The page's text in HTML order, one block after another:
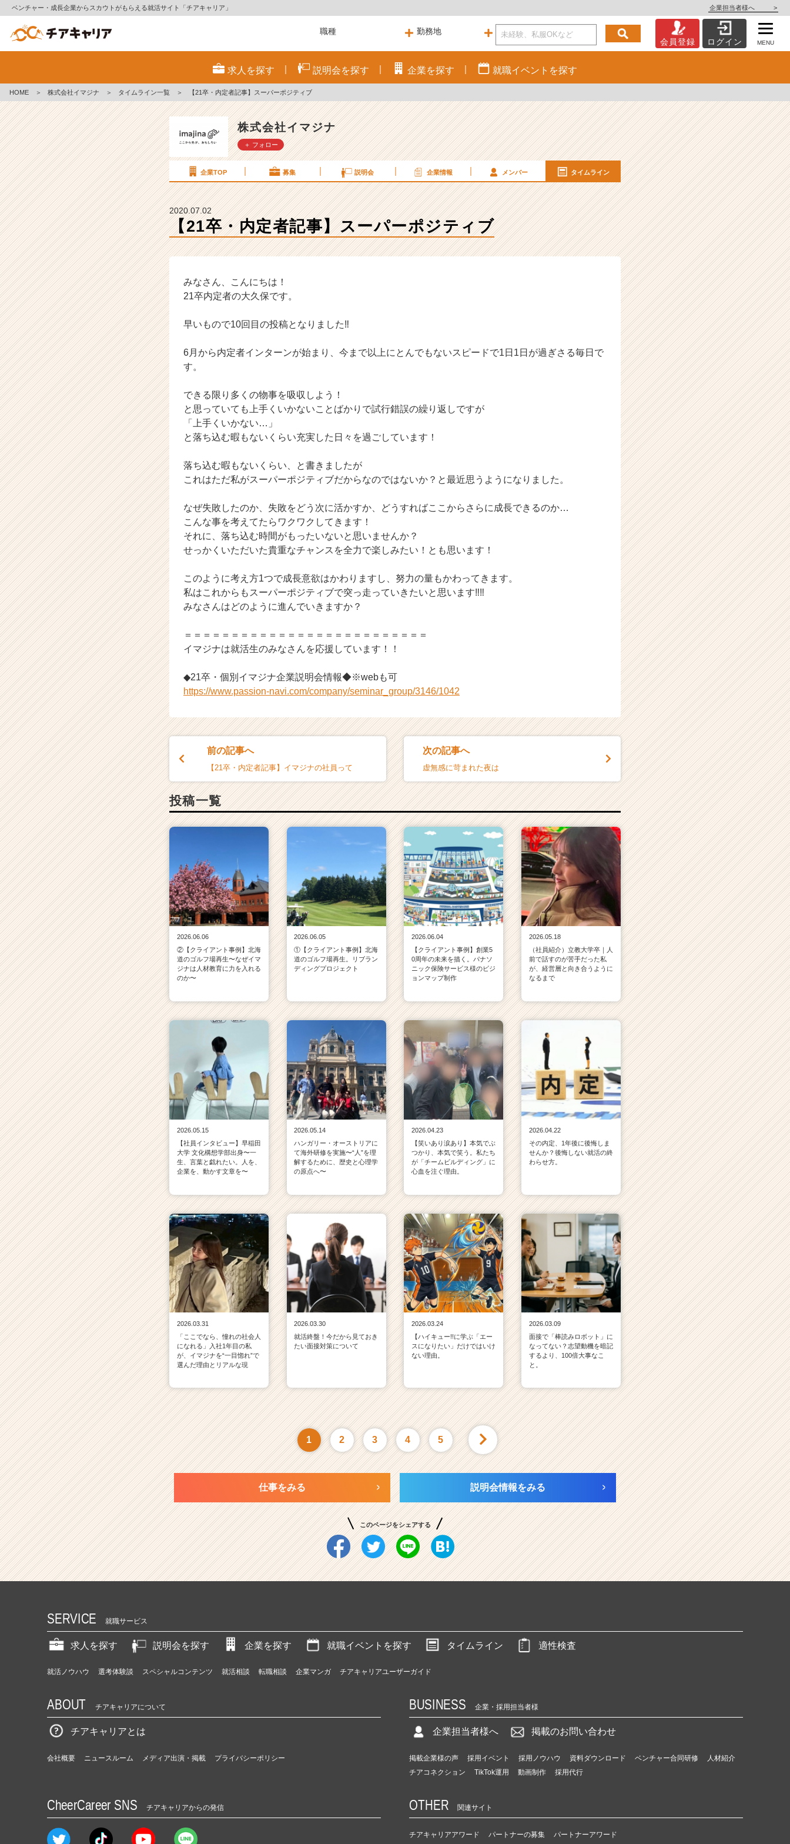
ベンチャー・成長企業からスカウトがもらえる就活サイト「チアキャリア」 企業担当者様へ >
内
定
会員登録 ログイン MENU
求人を探す 説明会を探す 企業を探す 就職イベント を探す
HOME ＞ 株式会社イマジナ ＞ タイムライン一覧 ＞ 【21卒・内定者記事】スーパーポジティブ
株式会社イマジナ
＋ フォロー
企業TOP 募集 説明会 企業情報 メンバー タイムライン
2020.07.02
【21卒・内定者記事】スーパーポジティブ
みなさん、こんにちは！
21卒内定者の大久保です。
早いもので10回目の投稿となりました‼️
6月から内定者インターンが始まり、今まで以上にとんでもないスピードで1日1日が過ぎさる毎日で
す。
できる限り多くの物事を吸収しよう！
と思っていても上手くいかないことばかりで試行錯誤の繰り返しですが
「上手くいかない…」
と落ち込む暇もないくらい充実した日々を過ごしています！
落ち込む暇もないくらい、と書きましたが
これはただ私がスーパーポジティブだからなのではないか？と最近思うようになりました。
なぜ失敗したのか、失敗をどう次に活かすか、どうすればここからさらに成長できるのか…
こんな事を考えてたらワクワクしてきます！
それに、落ち込む時間がもったいないと思いませんか？
せっかくいただいた貴重なチャンスを全力で楽しみたい！とも思います！
このように考え方1つで成長意欲はかわりますし、努力の量もかわってきます。
私はこれからもスーパーポジティブで突っ走っていきたいと思います‼️‼️
みなさんはどのように進んでいきますか？
＝＝＝＝＝＝＝＝＝＝＝＝＝＝＝＝＝＝＝＝＝＝＝＝＝＝
イマジナは就活生のみなさんを応援しています！！
◆21卒・個別イマジナ企業説明会情報◆※webも可
https://www.passion-navi.com/company/seminar_group/3146/1042
前の記事へ
【21卒・内定者記事】イマジナの社員って
次の記事へ
虚無感に苛まれた夜は
投稿一覧
2026.06.06
②【クライアント事例】北海
道のゴルフ場再生〜なぜイマ
ジナは人材教育に力を入れる
のか〜
2026.06.05
①【クライアント事例】北海
道のゴルフ場再生。リブラン
ディングプロジェクト
2026.06.04
【クライアント事例】創業5
0周年の未来を描く。パナソ
ニック保険サービス様のビジ
ョンマップ制作
2026.05.18
（社員紹介）立教大学卒｜人
前で話すのが苦手だった私
が、経営層と向き合うように
なるまで
2026.05.15
【社員インタビュー】早稲田
大学 文化構想学部出身〜一
生、言葉と戯れたい。人を、
企業を、動かす文章を〜
2026.05.14
ハンガリー・オーストリアに
て海外研修を実施〜“人”を理
解するために、歴史と心理学
の原点へ〜
2026.04.23
【笑いあり涙あり】本気でぶ
つかり、本気で笑う。私たち
が「チームビルディング」に
心血を注ぐ理由。
2026.04.22
その内定、1年後に後悔しま
せんか？後悔しない就活の終
わらせ方。
2026.03.31
「ここでなら、憧れの社会人
になれる」入社1年目の私
が、イマジナを“一目惚れ”で
選んだ理由とリアルな現
2026.03.30
就活終盤！今だから見ておき
たい面接対策について
2026.03.24
【ハイキュー!!に学ぶ「エー
スになりたい」だけではいけ
ない理由。
2026.03.09
面接で「棒読みロボット」に
なってない？志望動機を暗記
するより、100倍大事なこ
と。
1 2 3 4 5
仕事をみる 説明会情報をみる
このページをシェアする
SERVICE 就職サービス
求人を探す 説明会を探す 企業を探す 就職イベントを探す タイムライン 適性検査
就活ノウハウ 選考体験談 スペシャルコンテンツ 就活相談 転職相談 企業マンガ チアキャリアユーザーガイド
ABOUT チアキャリアについて
チアキャリアとは
会社概要 ニュースルーム メディア出演・掲載 プライバシーポリシー
BUSINESS 企業・採用担当者様
企業担当者様へ 掲載のお問い合わせ
掲載企業様の声 採用イベント 採用ノウハウ 資料ダウンロード ベンチャー合同研修
人材紹介
チアコネクション
TikTok運用 動画制作 採用代行
CheerCareer SNS チアキャリアからの発信 OTHER 関連サイト
チアキャリアアワード パートナーの募集 パートナーアワード